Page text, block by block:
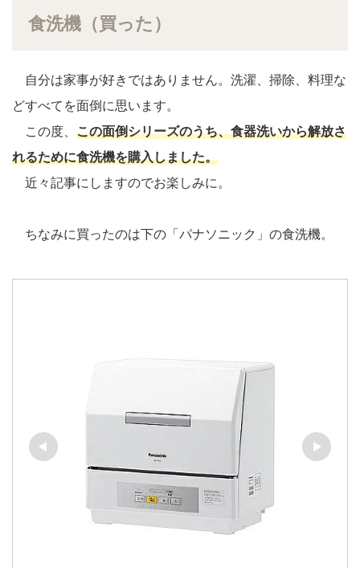
食洗機（買った）
自分は家事が好きではありません。洗濯、掃除、料理な
どすべてを面倒に思います。
この度、 この面倒シリーズのうち、食器洗いから解放さ
れるために食洗機を購入しました。
近々記事にしますのでお楽しみに。
ちなみに買ったのは下の「パナソニック」の食洗機。